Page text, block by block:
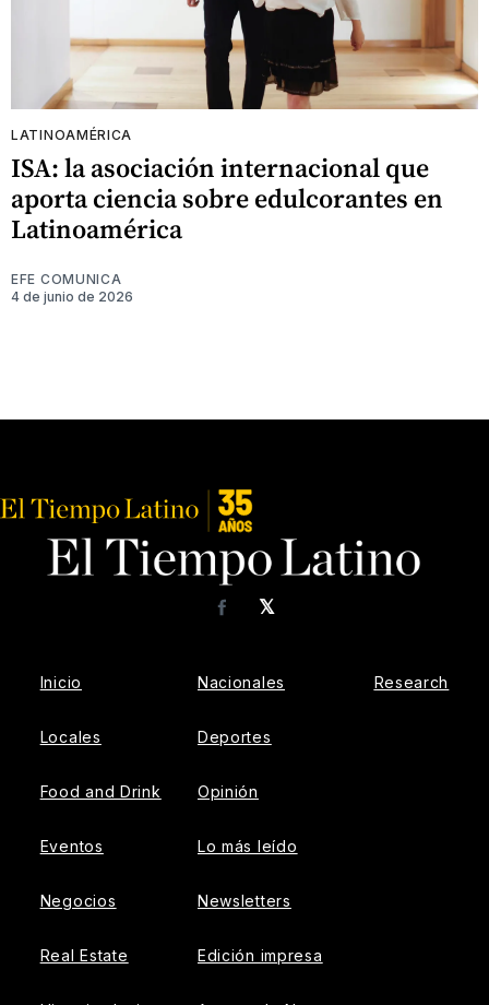
LATINOAMÉRICA
ISA: la asociación internacional que
aporta ciencia sobre edulcorantes en
Latinoamérica
EFE COMUNICA
4 de junio de 2026
𝕏
Facebook
Inicio
Locales
Food and Drink
Eventos
Negocios
Real Estate
Nacionales
Deportes
Opinión
Lo más leído
Newsletters
Edición impresa
Research